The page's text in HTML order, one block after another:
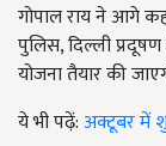
गोपाल राय ने आगे
पुलिस, दिल्ली
योजना तैयार की
ये भी पढ़ें:अक्टूबर में